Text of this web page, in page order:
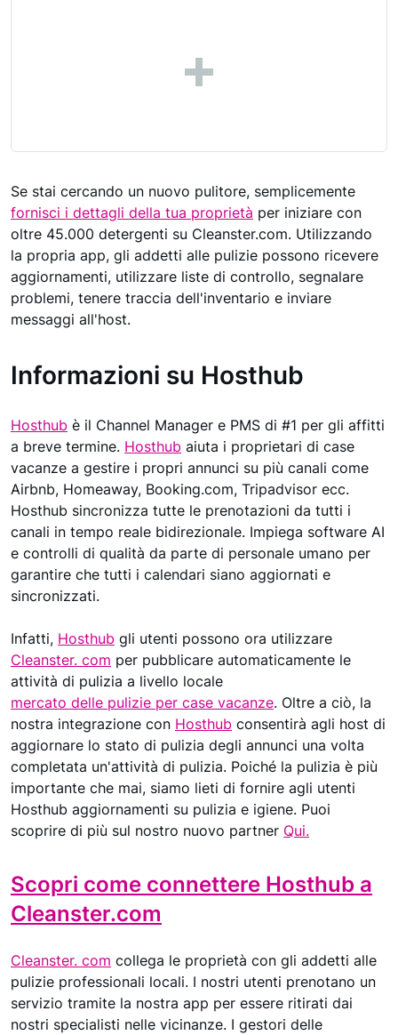
Se stai cercando un nuovo pulitore, semplicemente
fornisci i dettagli della tua proprietà per iniziare con
oltre 45.000 detergenti su Cleanster.com. Utilizzando
la propria app, gli addetti alle pulizie possono ricevere
aggiornamenti, utilizzare liste di controllo, segnalare
problemi, tenere traccia dell'inventario e inviare
messaggi all'host.
Informazioni su Hosthub
Hosthub è il Channel Manager e PMS di #1 per gli affitti
a breve termine. Hosthub aiuta i proprietari di case
vacanze a gestire i propri annunci su più canali come
Airbnb, Homeaway, Booking.com, Tripadvisor ecc.
Hosthub sincronizza tutte le prenotazioni da tutti i
canali in tempo reale bidirezionale. Impiega software AI
e controlli di qualità da parte di personale umano per
garantire che tutti i calendari siano aggiornati e
sincronizzati.
Infatti, Hosthub gli utenti possono ora utilizzare
Cleanster. com per pubblicare automaticamente le
attività di pulizia a livello locale
mercato delle pulizie per case vacanze. Oltre a ciò, la
nostra integrazione con Hosthub consentirà agli host di
aggiornare lo stato di pulizia degli annunci una volta
completata un'attività di pulizia. Poiché la pulizia è più
importante che mai, siamo lieti di fornire agli utenti
Hosthub aggiornamenti su pulizia e igiene. Puoi
scoprire di più sul nostro nuovo partner Qui.
Scopri come connettere Hosthub a
Cleanster.com
Cleanster. com collega le proprietà con gli addetti alle
pulizie professionali locali. I nostri utenti prenotano un
servizio tramite la nostra app per essere ritirati dai
nostri specialisti nelle vicinanze. I gestori delle